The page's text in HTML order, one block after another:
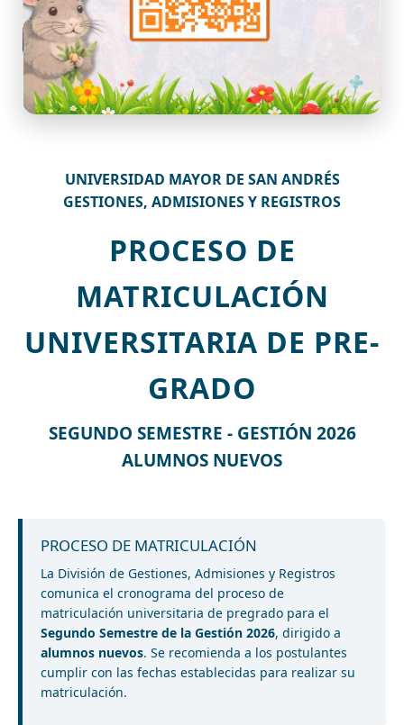
UNIVERSIDAD MAYOR DE SAN ANDRÉS
GESTIONES, ADMISIONES Y REGISTROS
PROCESO DE
MATRICULACIÓN
UNIVERSITARIA DE PRE-
GRADO
SEGUNDO SEMESTRE - GESTIÓN 2026
ALUMNOS NUEVOS
PROCESO DE MATRICULACIÓN
La División de Gestiones, Admisiones y Registros
comunica el cronograma del proceso de
matriculación universitaria de pregrado para el
Segundo Semestre de la Gestión 2026, dirigido a
alumnos nuevos. Se recomienda a los postulantes
cumplir con las fechas establecidas para realizar su
matriculación.